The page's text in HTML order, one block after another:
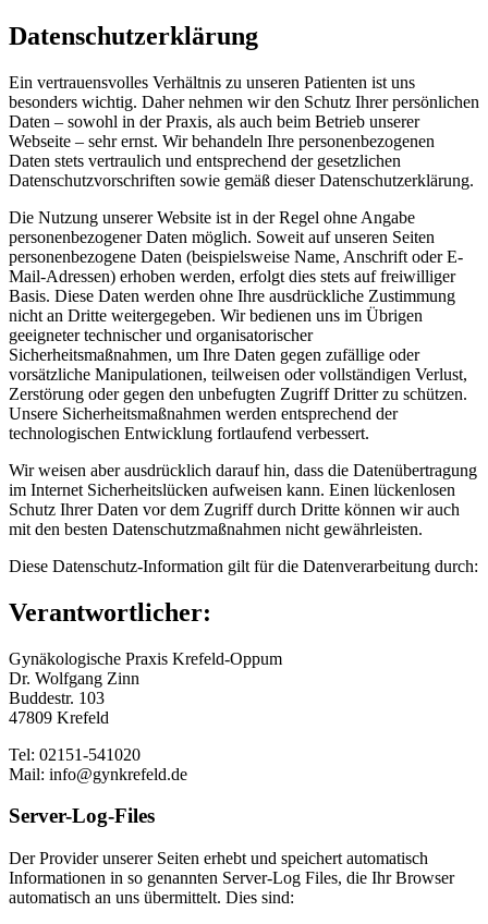
Datenschutzerklärung
Ein vertrauensvolles Verhältnis zu unseren Patienten ist uns
besonders wichtig. Daher nehmen wir den Schutz Ihrer persönlichen
Daten – sowohl in der Praxis, als auch beim Betrieb unserer
Webseite – sehr ernst. Wir behandeln Ihre personenbezogenen
Daten stets vertraulich und entsprechend der gesetzlichen
Datenschutzvorschriften sowie gemäß dieser Datenschutzerklärung.
Die Nutzung unserer Website ist in der Regel ohne Angabe
personenbezogener Daten möglich. Soweit auf unseren Seiten
personenbezogene Daten (beispielsweise Name, Anschrift oder E-
Mail-Adressen) erhoben werden, erfolgt dies stets auf freiwilliger
Basis. Diese Daten werden ohne Ihre ausdrückliche Zustimmung
nicht an Dritte weitergegeben. Wir bedienen uns im Übrigen
geeigneter technischer und organisatorischer
Sicherheitsmaßnahmen, um Ihre Daten gegen zufällige oder
vorsätzliche Manipulationen, teilweisen oder vollständigen Verlust,
Zerstörung oder gegen den unbefugten Zugriff Dritter zu schützen.
Unsere Sicherheitsmaßnahmen werden entsprechend der
technologischen Entwicklung fortlaufend verbessert.
Wir weisen aber ausdrücklich darauf hin, dass die Datenübertragung
im Internet Sicherheitslücken aufweisen kann. Einen lückenlosen
Schutz Ihrer Daten vor dem Zugriff durch Dritte können wir auch
mit den besten Datenschutzmaßnahmen nicht gewährleisten.
Diese Datenschutz-Information gilt für die Datenverarbeitung durch:
Verantwortlicher:
Gynäkologische Praxis Krefeld-Oppum
Dr. Wolfgang Zinn
Buddestr. 103
47809 Krefeld
Tel: 02151-541020
Mail: info@gynkrefeld.de
Server-Log-Files
Der Provider unserer Seiten erhebt und speichert automatisch
Informationen in so genannten Server-Log Files, die Ihr Browser
automatisch an uns übermittelt. Dies sind: